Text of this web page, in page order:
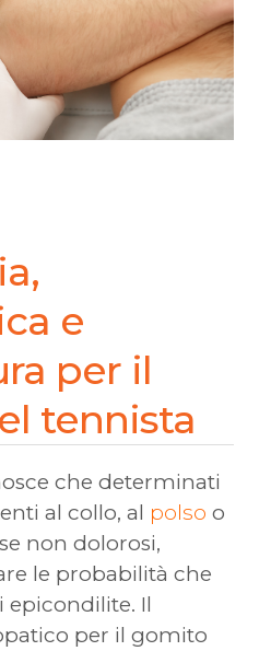
e
per il
tennista
che determinati
al collo, al polso o
non dolorosi,
le probabilità che
epicondilite. Il
per il gomito